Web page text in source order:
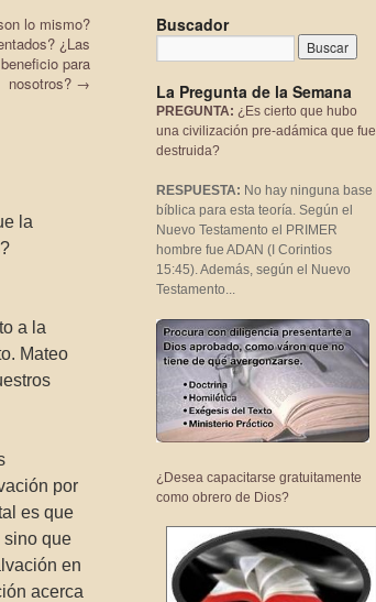
lo mismo?
¿Las
para
nosotros? →
la
a la
Mateo
por
es que
sino que
en
acerca
Buscador
La Pregunta de la Semana
PREGUNTA: ¿Es cierto que hubo
una civilización pre-adámica que fue
destruida?
RESPUESTA: No hay ninguna base
bíblica para esta teoría. Según el
Nuevo Testamento el PRIMER
hombre fue ADAN (I Corintios
15:45). Además, según el Nuevo
Testamento...
¿Desea capacitarse gratuitamente
como obrero de Dios?